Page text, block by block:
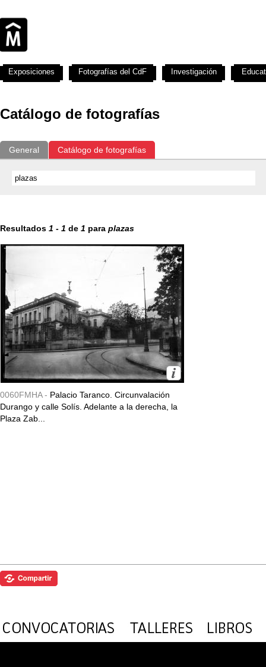
Catálogo de fotografías
General Catálogo de fotografías
Resultados 1 - 1 de 1 para plazas
0060FMHA - Palacio Taranco. Circunvalación
Durango y calle Solís. Adelante a la derecha, la
Plaza Zab...
Exposiciones Fotografías del CdF Investigación